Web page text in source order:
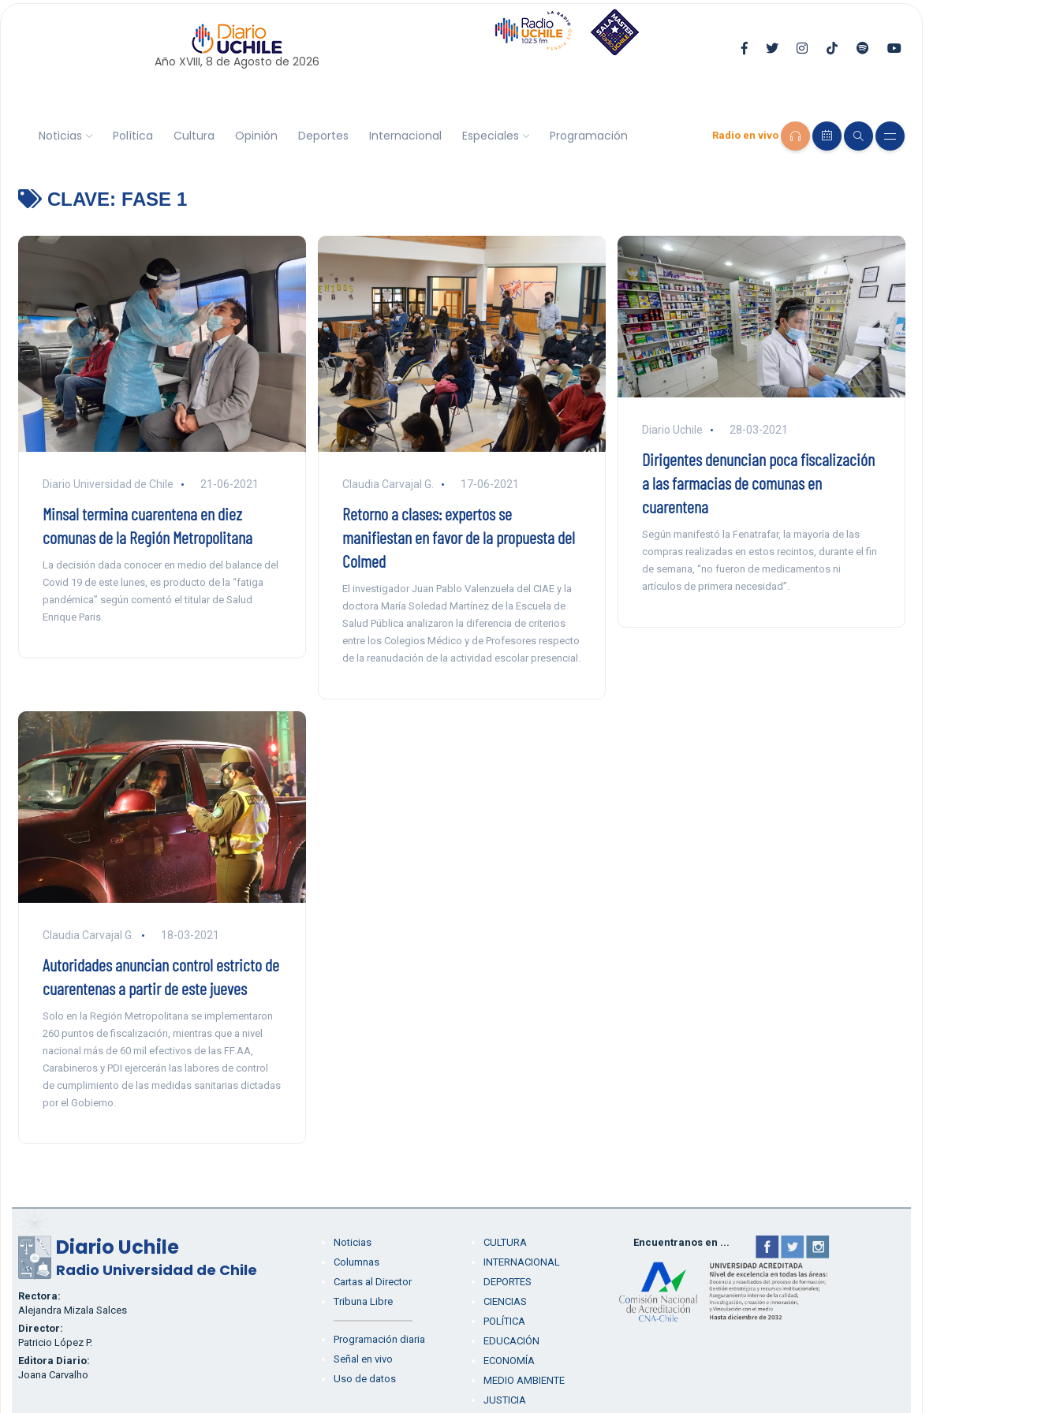
Año XVIII, 8 de Agosto de 2026
Noticias Política Cultura Opinión Deportes Internacional Especiales Programación Radio en vivo
CLAVE: FASE 1
Diario Universidad de Chile 21-06-2021
Minsal termina cuarentena en diez
comunas de la Región Metropolitana
La decisión dada conocer en medio del balance del
Covid 19 de este lunes, es producto de la “fatiga
pandémica” según comentó el titular de Salud
Enrique Paris.
Claudia Carvajal G. 17-06-2021
Retorno a clases: expertos se
manifiestan en favor de la propuesta del
Colmed
El investigador Juan Pablo Valenzuela del CIAE y la
doctora María Soledad Martínez de la Escuela de
Salud Pública analizaron la diferencia de criterios
entre los Colegios Médico y de Profesores respecto
de la reanudación de la actividad escolar presencial.
Diario Uchile 28-03-2021
Dirigentes denuncian poca fiscalización
a las farmacias de comunas en
cuarentena
Según manifestó la Fenatrafar, la mayoría de las
compras realizadas en estos recintos, durante el fin
de semana, “no fueron de medicamentos ni
artículos de primera necesidad”.
Claudia Carvajal G. 18-03-2021
Autoridades anuncian control estricto de
cuarentenas a partir de este jueves
Solo en la Región Metropolitana se implementaron
260 puntos de fiscalización, mientras que a nivel
nacional más de 60 mil efectivos de las FF.AA,
Carabineros y PDI ejercerán las labores de control
de cumplimiento de las medidas sanitarias dictadas
por el Gobierno.
Diario Uchile
Radio Universidad de Chile
Rectora:
Alejandra Mizala Salces
Director:
Patricio López P.
Editora Diario:
Joana Carvalho
Noticias
Columnas
Cartas al Director
Tribuna Libre
Programación diaria
Señal en vivo
Uso de datos
CULTURA
INTERNACIONAL
DEPORTES
CIENCIAS
POLÍTICA
EDUCACIÓN
ECONOMÍA
MEDIO AMBIENTE
JUSTICIA
Encuentranos en ...